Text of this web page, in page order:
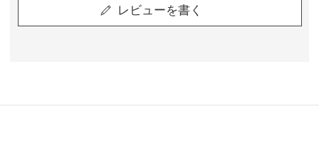
レビューを書く